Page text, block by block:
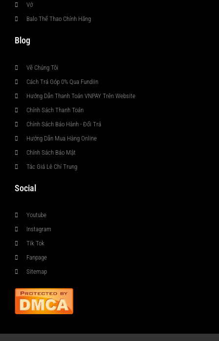
Vớ
Balo Thể Thao Chính Hãng
Blog
Về Chúng Tôi
Cách Trả Góp 0% Qua Fundiin
Hướng Dẫn Thanh Toán VNPAY Trên Website
Chính Sách Thanh Toán
Chính Sách Bảo Hành - Đổi Trả
Hướng Dẫn Mua Hàng Online
Chính Sách Bảo Mật
Tác Giả Lê Chí Trung
Social
Youtube
Instagram
Tik Tok
Fanpage
Sitemap